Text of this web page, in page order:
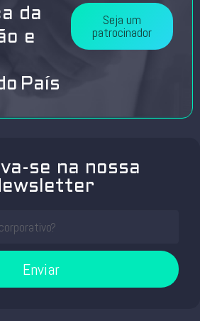
da
e
País
Seja um
patrocinador
se na nossa
Enviar